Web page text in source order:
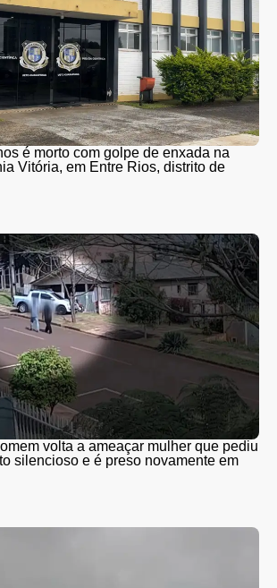
é morto com golpe de enxada na
Vitória, em Entre Rios, distrito de
volta a ameaçar mulher que pediu
silencioso e é preso novamente em